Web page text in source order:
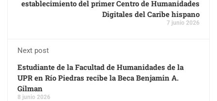
establecimiento del primer Centro de Humanidades
Digitales del Caribe hispano
7 junio 2026
Next post
Estudiante de la Facultad de Humanidades de la
UPR en Río Piedras recibe la Beca Benjamin A.
Gilman
8 junio 2026